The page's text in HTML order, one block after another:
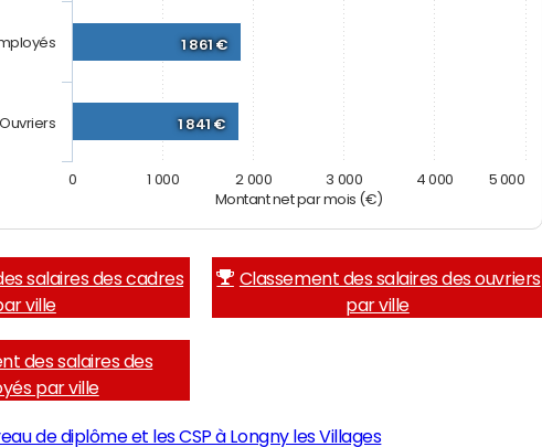
Montant net par mois (€)
1 861 €
1 841 €
Ouvriers
0 1 000 2 000 3 000 4 000 5 000
salaires des cadres
ville
Classement des salaires des ouvriers
par ville
des salaires des
par ville
de diplôme et les CSP à Longny les Villages